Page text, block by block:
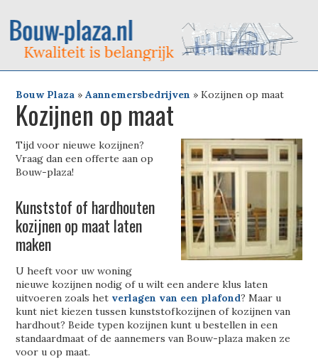
Bouw Plaza »Aannemersbedrijven »Kozijnen op maat
Kozijnen op maat
Tijd voor nieuwe kozijnen?
Vraag dan een offerte aan op
Bouw-plaza!
Kunststof of hardhouten
kozijnen op maat laten
maken
U heeft voor uw woning
nieuwe kozijnen nodig of u wilt een andere klus laten
uitvoeren zoals het verlagen van een plafond? Maar u
kunt niet kiezen tussen kunststofkozijnen of kozijnen van
hardhout? Beide typen kozijnen kunt u bestellen in een
standaardmaat of de aannemers van Bouw-plaza maken ze
voor u op maat.